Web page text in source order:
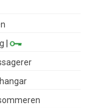
|